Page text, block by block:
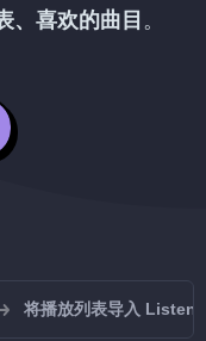
、喜欢的曲目 。
将播放列表导入